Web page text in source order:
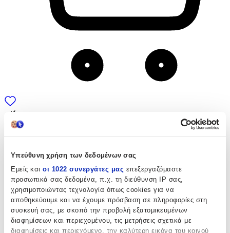
Υπεύθυνη χρήση των δεδομένων σας
Εμείς και οι 1022 συνεργάτες μας επεξεργαζόμαστε
προσωπικά σας δεδομένα, π.χ. τη διεύθυνση IP σας,
χρησιμοποιώντας τεχνολογία όπως cookies για να
αποθηκεύουμε και να έχουμε πρόσβαση σε πληροφορίες στη
συσκευή σας, με σκοπό την προβολή εξατομικευμένων
διαφημίσεων και περιεχομένου, τις μετρήσεις σχετικά με
διαφημίσεις και περιεχόμενο, την καλύτερη εικόνα του κοινού